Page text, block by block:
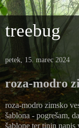
treebug
petek, 15. marec 2024
roza-modro
roza-modro zimsko
šablona - pogrešam,
šablone ter tinin napis